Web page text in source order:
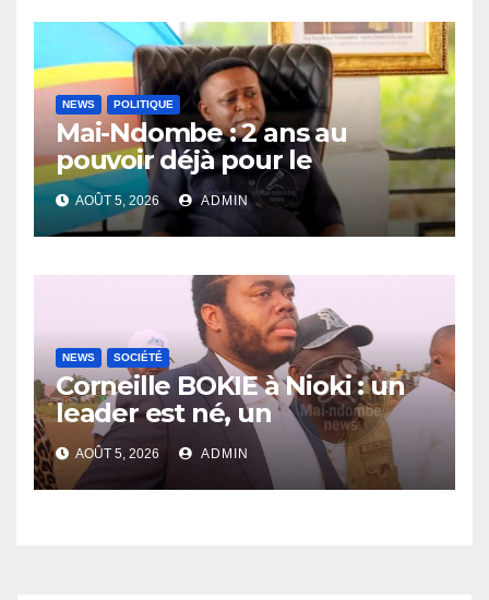
NEWS POLITIQUE
Mai-Ndombe : 2 ans au
pouvoir déjà pour le
Gouverneur Nkoso Kevani
AOÛT 5, 2026 ADMIN
NEWS SOCIÉTÉ
Corneille BOKIE à Nioki : un
leader est né, un
entrepreneur leur est donné
AOÛT 5, 2026 ADMIN